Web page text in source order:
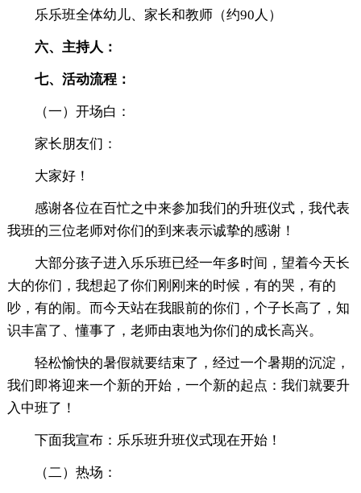
乐乐班全体幼儿、家长和教师（约90人）
六、主持人：
七、活动流程：
（一）开场白：
家长朋友们：
大家好！
感谢各位在百忙之中来参加我们的升班仪式，我代表
我班的三位老师对你们的到来表示诚挚的感谢！
大部分孩子进入乐乐班已经一年多时间，望着今天长
大的你们，我想起了你们刚刚来的时候，有的哭，有的
吵，有的闹。而今天站在我眼前的你们，个子长高了，知
识丰富了、懂事了，老师由衷地为你们的成长高兴。
轻松愉快的暑假就要结束了，经过一个暑期的沉淀，
我们即将迎来一个新的开始，一个新的起点：我们就要升
入中班了！
下面我宣布：乐乐班升班仪式现在开始！
（二）热场：